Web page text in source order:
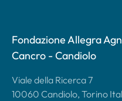
Fondazione Allegra
Cancro - Candiolo
Viale della Ricerca 7
10060 Candiolo, Torino